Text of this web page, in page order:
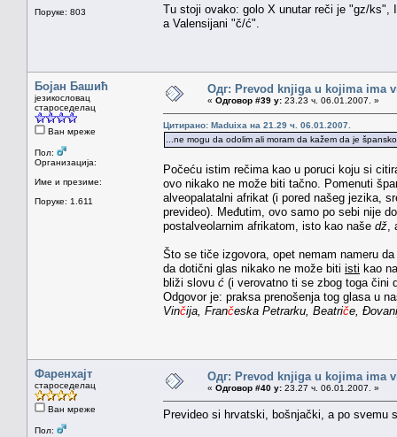
Поруке: 803
Tu stoji ovako: golo X unutar reči je "gz/
a Valensijani "č/ć".
Бојан Башић
језикословац
староседелац
Ван мреже
Пол:
Организација:
Име и презиме:
Поруке: 1.611
Одг: Prevod knjiga u kojima ima
« Одговор #39 у: 23.23 ч. 06.01.2007. »
Цитирано: Maduixa на 21.29 ч. 06.01.2007.
...ne mogu da odolim ali moram da kažem da je
Počeću istim rečima kao u poruci koju si
ovo nikako ne može biti tačno. Pomenuti
alveopalatalni afrikat (i pored našeg jezika,
prevideo). Međutim, ovo samo po sebi nije
postalveolarnim afrikatom, isto kao naše dž
Što se tiče izgovora, opet nemam nameru
da dotični glas nikako ne može biti isti kao
bliži slovu ć (i verovatno ti se zbog toga čini
Odgovor je: praksa prenošenja tog glasa u
Vinčija, Frančeska Petrarku, Beatriče,
Фаренхајт
староседелац
Ван мреже
Пол:
Одг: Prevod knjiga u kojima ima
« Одговор #40 у: 23.27 ч. 06.01.2007. »
Prevideo si hrvatski, bošnjački, a po svemu